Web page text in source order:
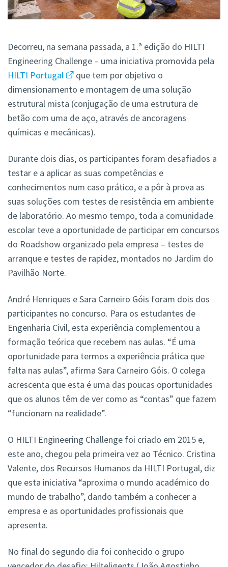
Decorreu, na semana passada, a 1.ª edição do HILTI
Engineering Challenge – uma iniciativa promovida pela
HILTI Portugal
que tem por objetivo o
dimensionamento e montagem de uma solução
estrutural mista (conjugação de uma estrutura de
betão com uma de aço, através de ancoragens
químicas e mecânicas).
Durante dois dias, os participantes foram desafiados a
testar e a aplicar as suas competências e
conhecimentos num caso prático, e a pôr à prova as
suas soluções com testes de resistência em ambiente
de laboratório. Ao mesmo tempo, toda a comunidade
escolar teve a oportunidade de participar em concursos
do Roadshow organizado pela empresa – testes de
arranque e testes de rapidez, montados no Jardim do
Pavilhão Norte.
André Henriques e Sara Carneiro Góis foram dois dos
participantes no concurso. Para os estudantes de
Engenharia Civil, esta experiência complementou a
formação teórica que recebem nas aulas. “É uma
oportunidade para termos a experiência prática que
falta nas aulas”, afirma Sara Carneiro Góis. O colega
acrescenta que esta é uma das poucas oportunidades
que os alunos têm de ver como as “contas” que fazem
“funcionam na realidade”.
O HILTI Engineering Challenge foi criado em 2015 e,
este ano, chegou pela primeira vez ao Técnico. Cristina
Valente, dos Recursos Humanos da HILTI Portugal, diz
que esta iniciativa “aproxima o mundo académico do
mundo de trabalho”, dando também a conhecer a
empresa e as oportunidades profissionais que
apresenta.
No final do segundo dia foi conhecido o grupo